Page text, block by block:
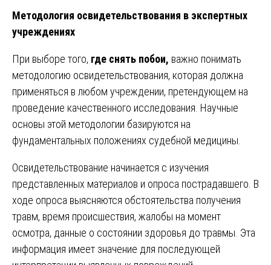
Методология освидетельствования в экспертных
учреждениях
При выборе того, где снять побои, важно понимать
методологию освидетельствования, которая должна
применяться в любом учреждении, претендующем на
проведение качественного исследования. Научные
основы этой методологии базируются на
фундаментальных положениях судебной медицины.
Освидетельствование начинается с изучения
представленных материалов и опроса пострадавшего. В
ходе опроса выясняются обстоятельства получения
травм, время происшествия, жалобы на момент
осмотра, данные о состоянии здоровья до травмы. Эта
информация имеет значение для последующей